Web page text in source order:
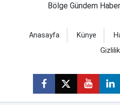
Bölge Gündem
Anasayfa Künye
Gizlilik